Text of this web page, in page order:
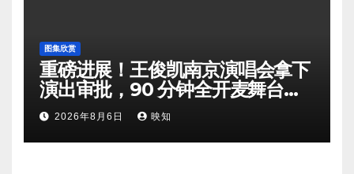
图集欣赏
重磅进展！王俊凯南京演唱会拿下
演出审批，90 分钟全开麦舞台即
将奔赴南京
2026年8月6日 映知